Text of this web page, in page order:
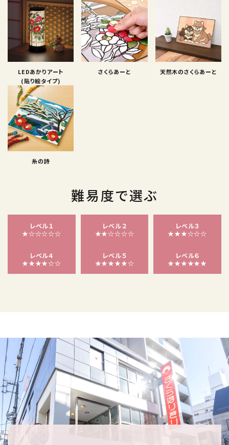
LEDあかりアート
(貼り絵タイプ)
さくらあーと 天然木のさくらあーと
糸の詩
難易度で選ぶ
レベル１
★☆☆☆☆☆
レベル２
★★☆☆☆☆
レベル３
★★★☆☆☆
レベル４
★★★★☆☆
レベル５
★★★★★☆
レベル６
★★★★★★